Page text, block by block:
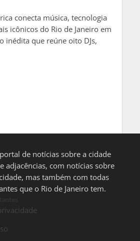
conecta música, tecnologia
icônicos do Rio de Janeiro em
inédita que reúne oito DJs,
de notícias sobre a cidade
adjacências, com notícias sobre
mas também com todas
que o Rio de Janeiro tem.